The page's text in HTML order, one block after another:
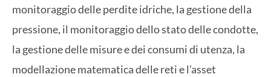
monitoraggio delle perdite idriche, la gestione della
pressione, il monitoraggio dello stato delle condotte,
la gestione delle misure e dei consumi di utenza, la
modellazione matematica delle reti e l’asset